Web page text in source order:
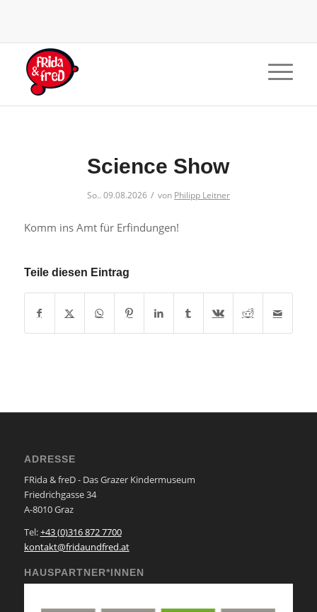
Science Show
So.. 09.08.2026 / von Philipp Leitner
Komm ins Amt für Erfindungen!
Teile diesen Eintrag
ADRESSE
FRida & freD - Das Grazer Kindermuseum
Friedrichgasse 34
A-8010 Graz
Tel:+43 (0)316 872 7700
kontakt@fridaundfred.at
HAUSPARTNER*INNEN